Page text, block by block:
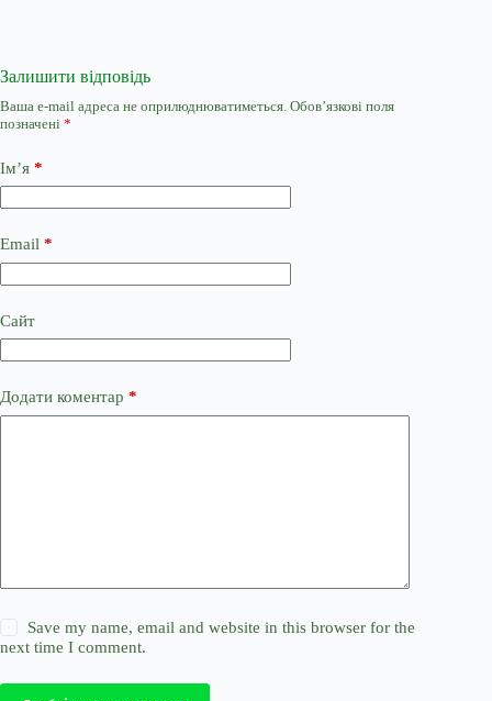
Залишити відповідь
Ваша e-mail адреса не оприлюднюватиметься. Обов’язкові поля
позначені *
Ім’я *
Email *
Сайт
Додати коментар *
Save my name, email and website in this browser for the
next time I comment.